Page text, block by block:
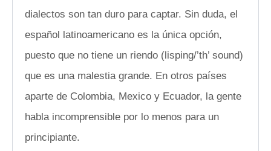
dialectos son tan duro para captar. Sin duda, el
español latinoamericano es la única opción,
puesto que no tiene un riendo (lisping/’th’ sound)
que es una malestia grande. En otros países
aparte de Colombia, Mexico y Ecuador, la gente
habla incomprensible por lo menos para un
principiante.